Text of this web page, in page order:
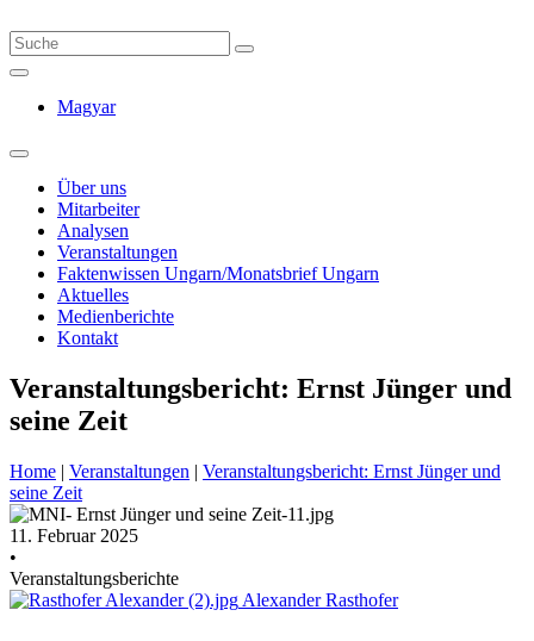
Magyar
Über uns
Mitarbeiter
Analysen
Veranstaltungen
Faktenwissen Ungarn/Monatsbrief Ungarn
Aktuelles
Medienberichte
Kontakt
Veranstaltungsbericht: Ernst Jünger und
seine Zeit
Home | Veranstaltungen | Veranstaltungsbericht: Ernst Jünger und
seine Zeit
11. Februar 2025
•
Veranstaltungsberichte
Alexander Rasthofer